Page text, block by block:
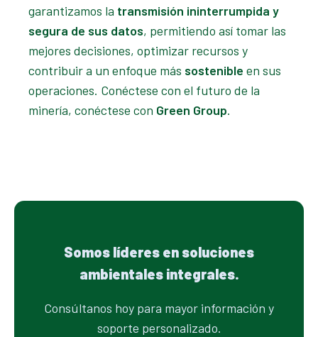
garantizamos la transmisión ininterrumpida y
segura de sus datos, permitiendo así tomar las
mejores decisiones, optimizar recursos y
contribuir a un enfoque más sostenible en sus
operaciones. Conéctese con el futuro de la
minería, conéctese con Green Group.
Somos líderes en soluciones
ambientales integrales.
Consúltanos hoy para mayor información y
soporte personalizado.